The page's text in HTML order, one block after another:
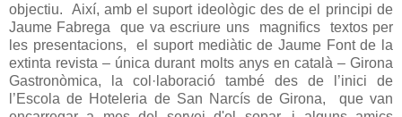
objectiu.
Així, amb el suport ideològic des de el principi de
Jaume Fabrega
que va escriure uns magnifics textos per
les presentacions,
el suport mediàtic de Jaume Font de la
extinta revista – única durant molts anys en català – Girona
Gastronòmica, la col·laboració també des de l’inici de
l’Escola de Hoteleria de San Narcís de Girona,
que van